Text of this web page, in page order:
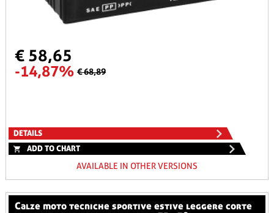
€ 58,65
-14,87% € 68,89
DETAILS
ADD TO CHART
AVAILABLE IN OTHER VERSIONS
calze moto tecniche sportive estive leggere corte